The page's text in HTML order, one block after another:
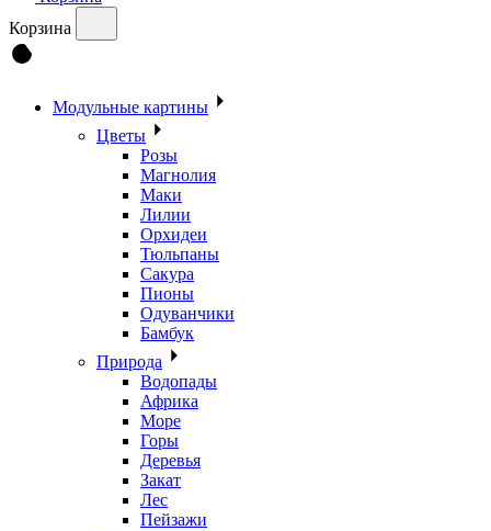
Корзина
Модульные картины
Цветы
Розы
Магнолия
Маки
Лилии
Орхидеи
Тюльпаны
Сакура
Пионы
Одуванчики
Бамбук
Природа
Водопады
Африка
Море
Горы
Деревья
Закат
Лес
Пейзажи